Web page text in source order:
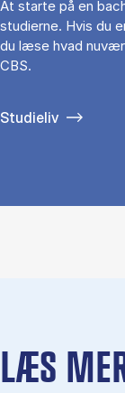
At starte på en
studierne. Hvis du
du læse hvad
CBS.
Studieliv
LÆS